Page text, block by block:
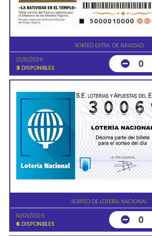
SORTEO EXTRA. DE NAVIDAD
22/12/2026
3 DISPONIBLES 0
SORTEO DE LOTERIA NACIONAL
19/09/2026
6 DISPONIBLES 0